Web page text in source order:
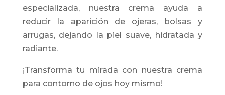
especializada, nuestra crema ayuda a
reducir la aparición de ojeras, bolsas y
arrugas, dejando la piel suave, hidratada y
radiante.
¡Transforma tu mirada con nuestra crema
para contorno de ojos hoy mismo!